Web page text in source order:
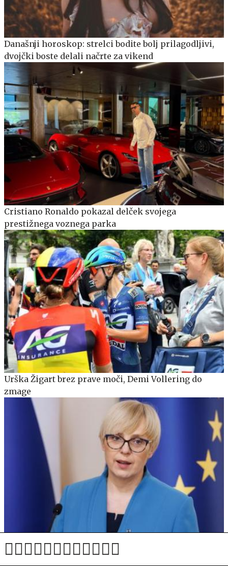
Današnji horoskop: strelci bodite bolj prilagodljivi,
dvojčki boste delali načrte za vikend
Cristiano Ronaldo pokazal delček svojega
prestižnega voznega parka
Urška Žigart brez prave moči, Demi Vollering do
zmage
Pirc Musarjeva priznala: Nisem bila pripeta. To je